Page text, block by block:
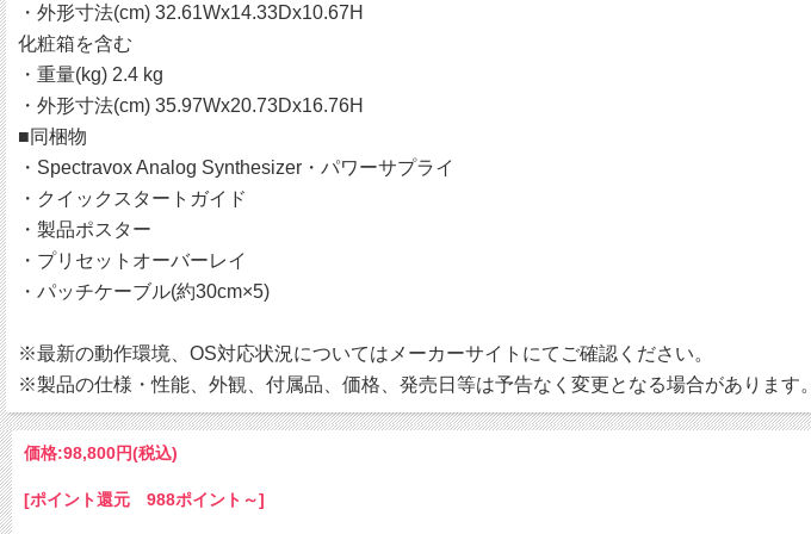
・外形寸法(cm) 32.61Wx14.33Dx10.67H
化粧箱を含む
・重量(kg) 2.4 kg
・外形寸法(cm) 35.97Wx20.73Dx16.76H
■同梱物
・Spectravox Analog Synthesizer・パワーサプライ
・クイックスタートガイド
・製品ポスター
・プリセットオーバーレイ
・パッチケーブル(約30cm×5)
※最新の動作環境、OS対応状況についてはメーカーサイトにてご確認ください。
※製品の仕様・性能、外観、付属品、価格、発売日等は予告なく変更となる場合があります。
価格:98,800円(税込)
[ポイント還元 988ポイント～]